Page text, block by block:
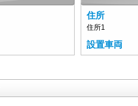
住所
住所1
設置車両